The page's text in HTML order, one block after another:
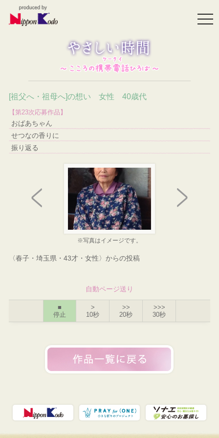
[祖父へ・祖母へ]の想い 女性 40歳代
【第23次応募作品】
おばあちゃん
せつなの香りに
振り返る
※写真はイメージです。
〈春子・埼玉県・43才・女性〉からの投稿
自動ページ送り
■
停止
>
10秒
>>
20秒
>>>
30秒